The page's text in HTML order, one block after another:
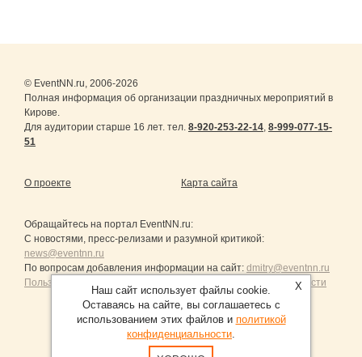
© EventNN.ru, 2006-2026
Полная информация об организации праздничных мероприятий в
Кирове.
Для аудитории старше 16 лет. тел. 8-920-253-22-14, 8-999-077-15-
51
О проекте Карта сайта
Обращайтесь на портал EventNN.ru:
С новостями, пресс-релизами и разумной критикой:
news@eventnn.ru
По вопросам добавления информации на сайт: dmitry@eventnn.ru
Пользовательское Соглашение и политика конфиденциальности
Продвижение сайтов Санкт-Петербург
X
Наш сайт использует файлы cookie.
Оставаясь на сайте, вы соглашаетесь с
использованием этих файлов и политикой
конфиденциальности.